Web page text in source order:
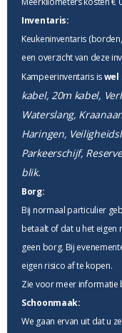
Inventaris:
Keukeninventaris
een overzicht van deze
Kampeerinventaris iswel
kabel, 20m kabel,
Waterslang,
Haringen,
Parkeerschijf,
blik.
Borg:
Bij normaal particulier
betaalt of dat u het eigen
geen borg. Bij
eigen risico af te kopen.
Zie voor meer informatie
Schoonmaak:
We gaan ervan uit dat u